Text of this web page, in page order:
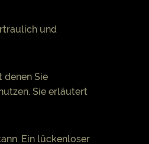
und
denen Sie
Sie erläutert
Ein lückenloser